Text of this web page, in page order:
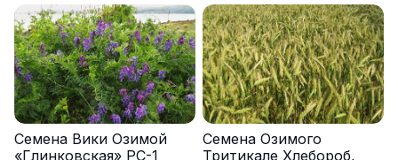
Семена Вики Озимой
«Глинковская» РС-1
Семена Озимого
Тритикале Хлебороб,